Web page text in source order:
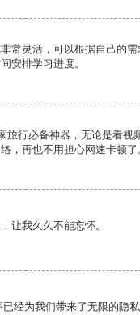
常灵活，可以根据自己的
安排学习进度。
旅行必备神器，无论是看视
，再也不用担心网速卡顿了
让我久久不能忘怀。
经为我们带来了无限的隐私